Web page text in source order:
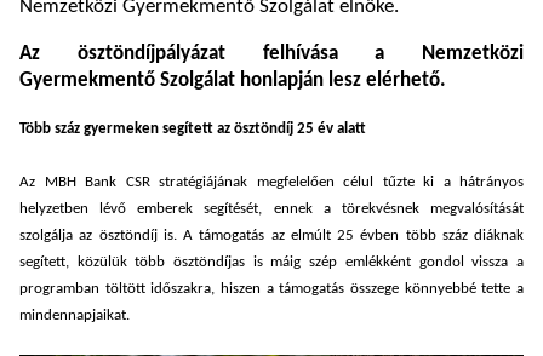
Nemzetközi Gyermekmentő Szolgálat elnöke.
Az ösztöndíjpályázat felhívása a Nemzetközi
Gyermekmentő Szolgálat honlapján lesz elérhető.
Több száz gyermeken segített az ösztöndíj 25 év alatt
Az MBH Bank CSR stratégiájának megfelelően célul tűzte ki a hátrányos
helyzetben lévő emberek segítését, ennek a törekvésnek megvalósítását
szolgálja az ösztöndíj is. A támogatás az elmúlt 25 évben több száz diáknak
segített, közülük több ösztöndíjas is máig szép emlékként gondol vissza a
programban töltött időszakra, hiszen a támogatás összege könnyebbé tette a
mindennapjaikat.